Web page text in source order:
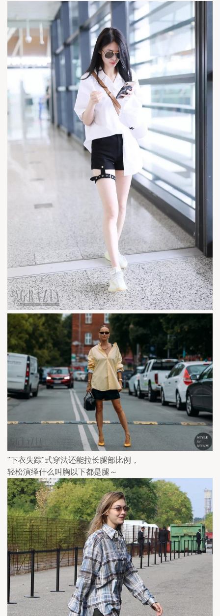
"下衣失踪"式穿法还能拉长腿部比例，
轻松演绎什么叫胸以下都是腿～